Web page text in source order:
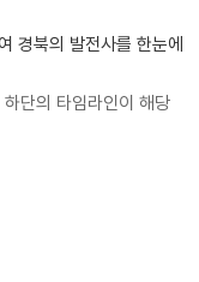
경북의 발전사를 한눈에
단의 타임라인이 해당